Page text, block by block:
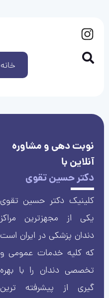
خانه
نوبت دهی و مشاوره
آنلاین با
دکتر حسین تقوی
کلینیک دکتر حسین تقوی
یکی از مجهزترین مراکز
دندان پزشکی در ایران است
که کلیه خدمات عمومی و
تخصصی دندان را با بهره
گیری از پیشرفته ترین